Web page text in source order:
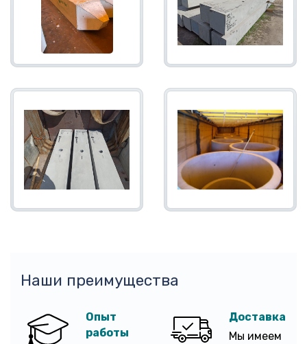
Наши преимущества
Опыт
работы
Доставка
Мы имеем